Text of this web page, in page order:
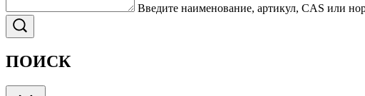
Введите наименование, артикул, CAS или
ПОИСК